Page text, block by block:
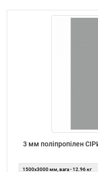
3 мм поліпропілен